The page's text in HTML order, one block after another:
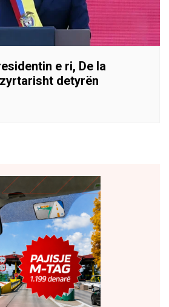
e ri, De la
detyrën